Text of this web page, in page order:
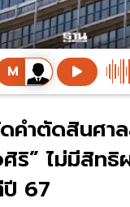
คำตัดสินศา
ริ” ไม่มีสิทธิ
67